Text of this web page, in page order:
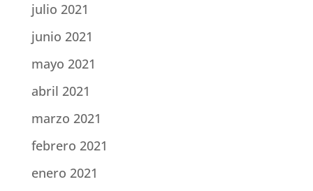
julio 2021
junio 2021
mayo 2021
abril 2021
marzo 2021
febrero 2021
enero 2021